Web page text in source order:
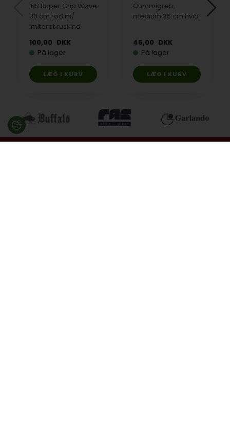
IBS Super Grip Wave
30 cm rød m/
imiteret ruskind
100,00 DKK
På lager
Gummigreb,
medium 35 cm hvid
45,00 DKK
På lager